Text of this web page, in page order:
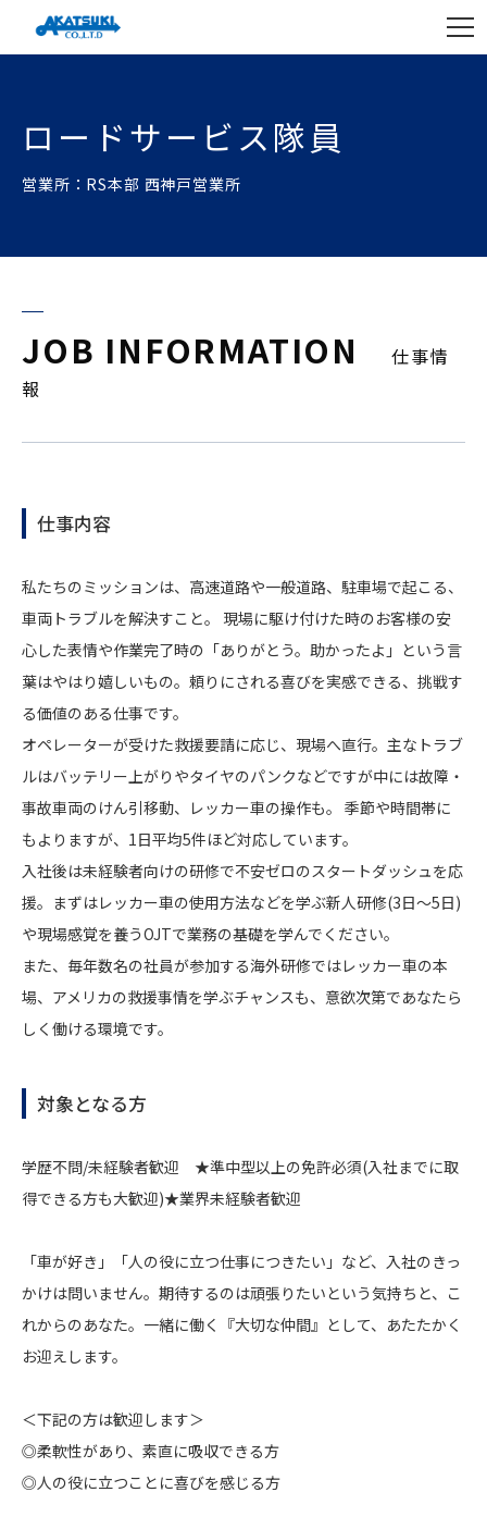
ロードサービス隊員
営業所：RS本部 西神戸営業所
JOB INFORMATION
仕事情
報
仕事内容
私たちのミッションは、高速道路や一般道路、駐車場で起こる、
車両トラブルを解決すこと。 現場に駆け付けた時のお客様の安
心した表情や作業完了時の「ありがとう。助かったよ」という言
葉はやはり嬉しいもの。頼りにされる喜びを実感できる、挑戦す
る価値のある仕事です。
オペレーターが受けた救援要請に応じ、現場へ直行。主なトラブ
ルはバッテリー上がりやタイヤのパンクなどですが中には故障・
事故車両のけん引移動、レッカー車の操作も。 季節や時間帯に
もよりますが、1日平均5件ほど対応しています。
入社後は未経験者向けの研修で不安ゼロのスタートダッシュを応
援。まずはレッカー車の使用方法などを学ぶ新人研修(3日～5日)
や現場感覚を養うOJTで業務の基礎を学んでください。
また、毎年数名の社員が参加する海外研修ではレッカー車の本
場、アメリカの救援事情を学ぶチャンスも、意欲次第であなたら
しく働ける環境です。
対象となる方
学歴不問/未経験者歓迎 ★準中型以上の免許必須(入社までに取
得できる方も大歓迎)★業界未経験者歓迎
「車が好き」「人の役に立つ仕事につきたい」など、入社のきっ
かけは問いません。期待するのは頑張りたいという気持ちと、こ
れからのあなた。一緒に働く『大切な仲間』として、あたたかく
お迎えします。
＜下記の方は歓迎します＞
◎柔軟性があり、素直に吸収できる方
◎人の役に立つことに喜びを感じる方